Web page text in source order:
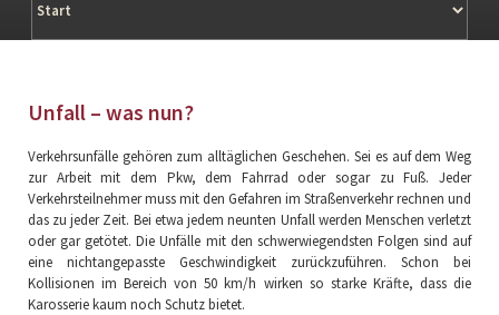
überspringen
Unfall – was nun?
Verkehrsunfälle gehören zum alltäglichen Geschehen. Sei es auf dem Weg
zur Arbeit mit dem Pkw, dem Fahrrad oder sogar zu Fuß. Jeder
Verkehrsteilnehmer muss mit den Gefahren im Straßenverkehr rechnen und
das zu jeder Zeit. Bei etwa jedem neunten Unfall werden Menschen verletzt
oder gar getötet. Die Unfälle mit den schwerwiegendsten Folgen sind auf
eine nichtangepasste Geschwindigkeit zurückzuführen. Schon bei
Kollisionen im Bereich von 50 km/h wirken so starke Kräfte, dass die
Karosserie kaum noch Schutz bietet.